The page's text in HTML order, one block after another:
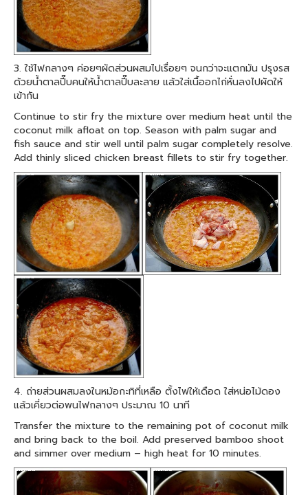
3. ใช้ไฟกลางๆ ค่อยๆผัดส่วนผสมไปเรื่อยๆ จนกว่าจะแตกมัน ปรุงรส
ด้วยน้ำตาลปี๊บคนให้น้ำตาลปี๊บละลาย แล้วใส่เนื้ออกไก่หั่นลงไปผัดให้
เข้ากัน
Continue to stir fry the mixture over medium heat until the
coconut milk afloat on top. Season with palm sugar and
fish sauce and stir well until palm sugar completely resolve.
Add thinly sliced chicken breast fillets to stir fry together.
4. ถ่ายส่วนผสมลงในหม้อกะทิที่เหลือ ตั้งไฟให้เดือด ใส่หน่อไม้ดอง
แล้วเคี่ยวต่อพนไฟกลางๆ ประมาณ 10 นาที
Transfer the mixture to the remaining pot of coconut milk
and bring back to the boil. Add preserved bamboo shoot
and simmer over medium – high heat for 10 minutes.